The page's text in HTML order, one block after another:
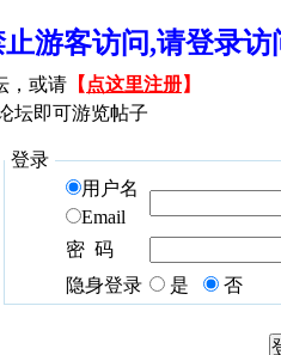
止游客访问,请登录
，或请 【 点这里注册】
坛即可游览帖子
登录
用户名
Email
密 码
隐身登录
是 否